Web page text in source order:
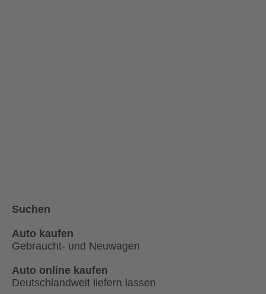
Suchen
Auto kaufen
Gebraucht- und Neuwagen
Auto online kaufen
Deutschlandweit liefern lassen